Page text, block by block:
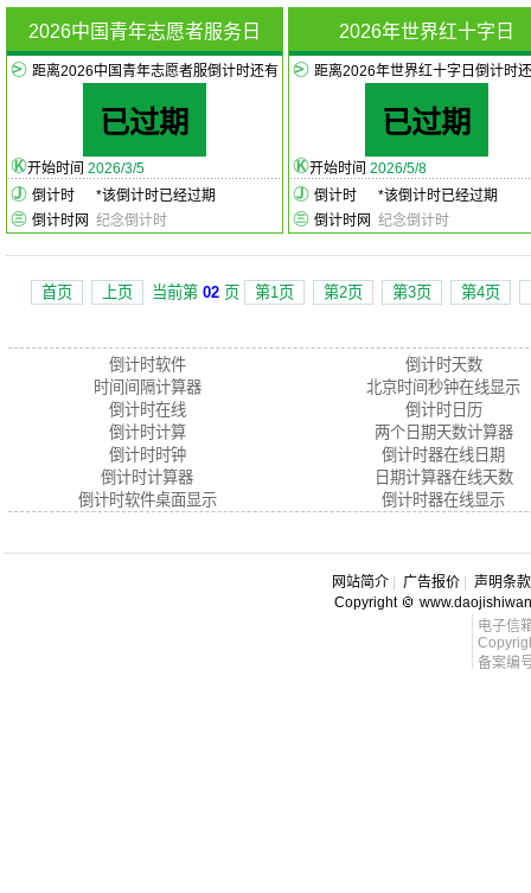
2026中国青年志愿者服务日
距离2026中国青年志愿者服倒计时还有
已过期
开始时间 2026/3/5
倒计时
*该倒计时已经过期
倒计时网 纪念倒计时
2026年世界红十字日
距离2026年世界红十字日倒计时
已过期
开始时间 2026/5/8
倒计时
*该倒计时已经过期
倒计时网 纪念倒计时
首页 上页 当前第 02 页 第1页 第2页 第3页 第4页
倒计时软件
时间间隔计算器
倒计时在线
倒计时计算
倒计时时钟
倒计时计算器
倒计时软件桌面显示
倒计时天数
北京时间秒钟在线显示
倒计时日历
两个日期天数计算器
倒计时器在线日期
日期计算器在线天数
倒计时器在线显示
网站简介 广告报价
声明条款
Copyright
电子信
备案编